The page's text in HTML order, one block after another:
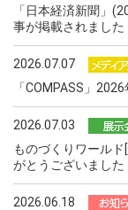
「日本経済新聞」
事が掲載されました
2026.07.07
「COMPASS」
2026.07.03
ものづくりワール
がとうございました
2026.06.18